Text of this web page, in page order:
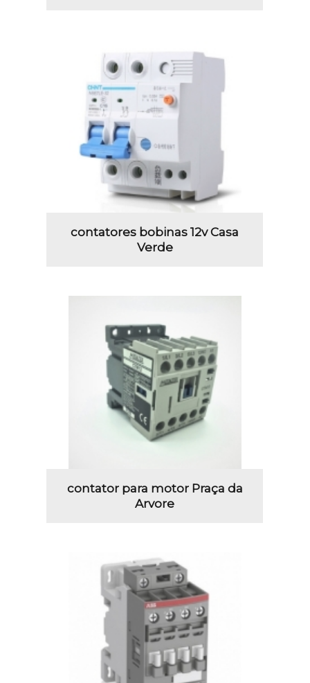
contatores bobinas 12v Casa
Verde
contator para motor Praça da
Arvore